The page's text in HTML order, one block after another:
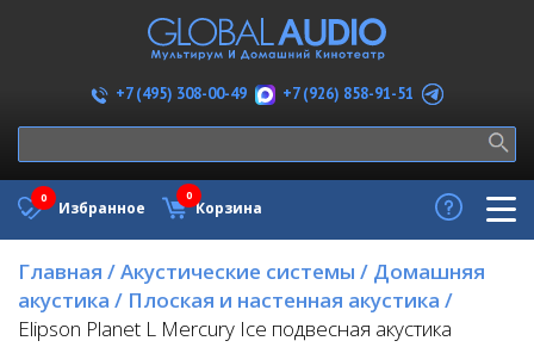
+7 (495) 308-00-49 +7 (926) 858-91-51
Избранное
0
Корзина
0
Главная /Акустические системы / Домашняя
акустика / Плоская и настенная акустика /
Elipson Planet L Mercury Ice подвесная акустика